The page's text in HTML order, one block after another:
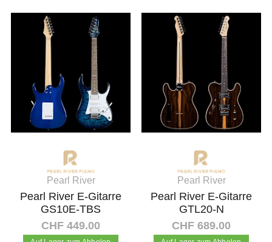
In den Warenkorb In den Warenkorb
Pearl River
Pearl River E-Gitarre
GS10E-TBS
CHF 449.00
Pearl River
Pearl River E-Gitarre
GTL20-N
CHF 689.00